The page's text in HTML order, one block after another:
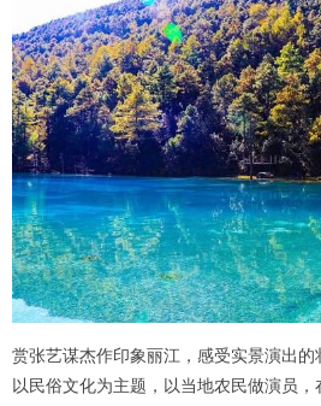
赏张艺谋杰作印象丽江，感受实景演出的
以民俗文化为主题，以当地农民做演员